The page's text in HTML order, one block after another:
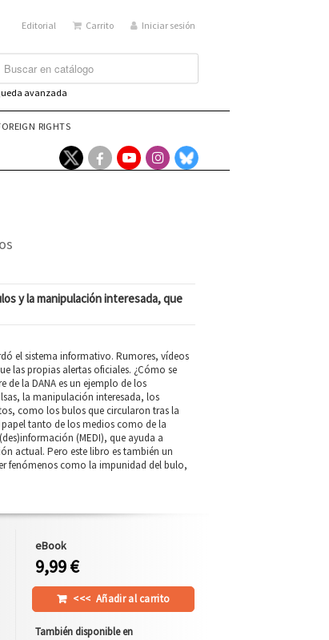
Editorial Carrito Iniciar sesión
avanzada
RIGHTS
y la manipulación interesada, que
el sistema informativo. Rumores, vídeos
las propias alertas oficiales. ¿Cómo se
de la DANA es un ejemplo de los
la manipulación interesada, los
como los bulos que circularon tras la
tanto de los medios como de la
(MEDI), que ayuda a
actual. Pero este libro es también un
fenómenos como la impunidad del bulo,
eBook
9,99 €
<<< Añadir al carrito
También disponible en